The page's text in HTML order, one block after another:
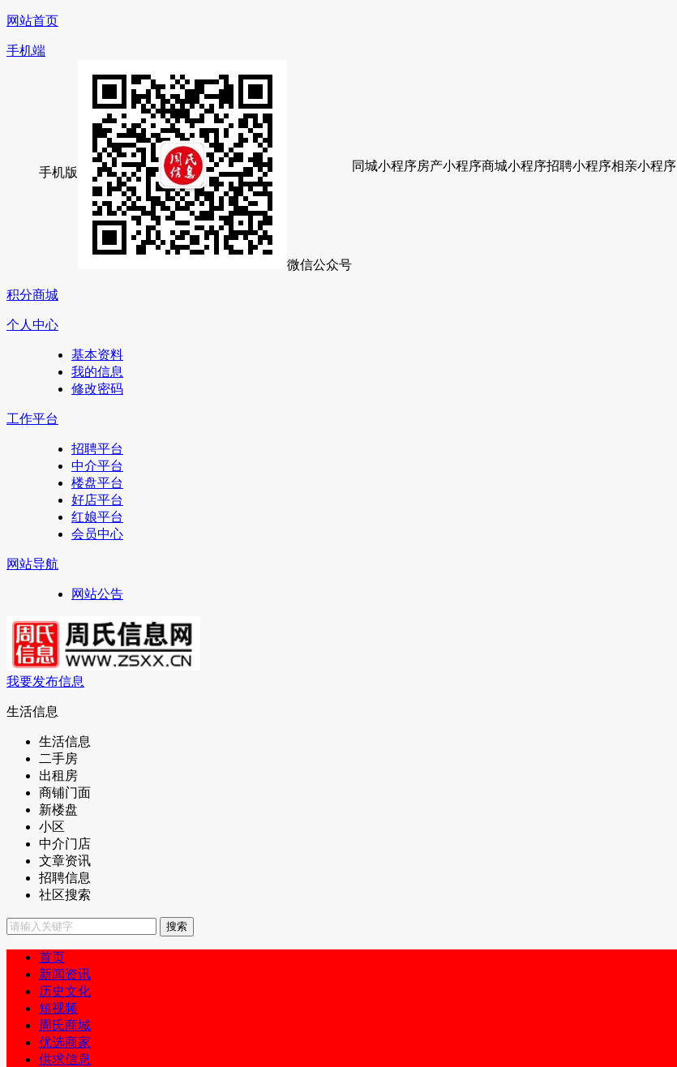
网站首页
手机端
手机版
微信公众号
同城小程序房产小程序商城小程序招聘小程序相亲小程序
积分商城
个人中心
基本资料
我的信息
修改密码
工作平台
招聘平台
中介平台
楼盘平台
好店平台
红娘平台
会员中心
网站导航
网站公告
我要发布信息
生活信息
生活信息
二手房
出租房
商铺门面
新楼盘
小区
中介门店
文章资讯
招聘信息
社区搜索
首页
新闻资讯
历史文化
短视频
周氏商城
优选商家
供求信息